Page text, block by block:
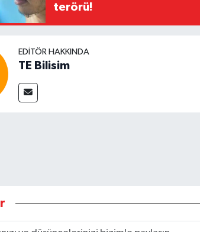
terörü!
EDITÖR HAKKINDA
TE Bilisim